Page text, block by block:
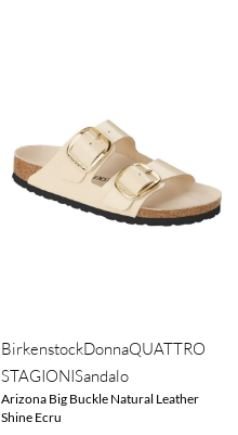
BirkenstockDonnaQUATTRO
STAGIONISandalo
Arizona Big Buckle Natural Leather
Shine Ecru